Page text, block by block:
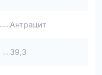
Антрацит
39,3